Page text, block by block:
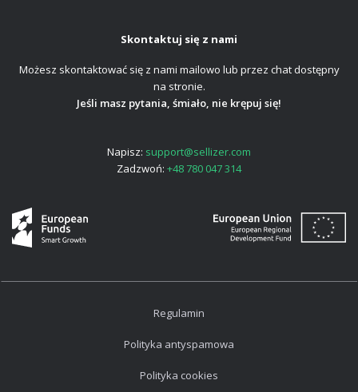
Skontaktuj się z nami
Możesz skontaktować się z nami mailowo lub przez chat dostępny
na stronie.
Jeśli masz pytania, śmiało, nie krępuj się!
Napisz: support@sellizer.com
Zadzwoń: +48 780 047 314
Regulamin
Polityka antyspamowa
Polityka cookies